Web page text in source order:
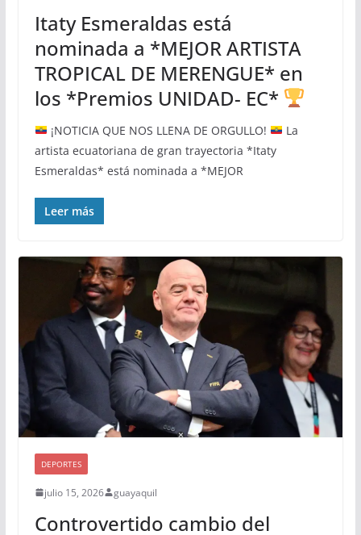
Itaty Esmeraldas está
nominada a *MEJOR ARTISTA
TROPICAL DE MERENGUE* en
los *Premios UNIDAD- EC*
¡NOTICIA QUE NOS LLENA DE ORGULLO!
La
artista ecuatoriana de gran trayectoria *Itaty
Esmeraldas* está nominada a *MEJOR
Leer más
DEPORTES
julio 15, 2026 guayaquil
Controvertido cambio del